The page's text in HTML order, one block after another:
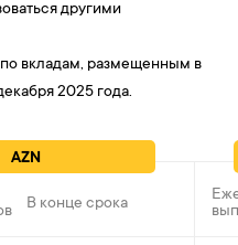
другими
вкладам, размещенным в
2025 года.
AZN
В конце срока